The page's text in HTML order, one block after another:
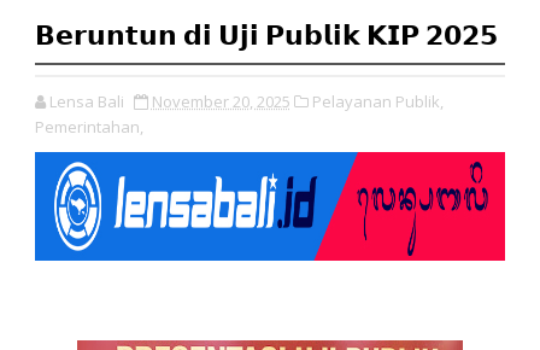
𝗕𝗲𝗿𝘂𝗻𝘁𝘂𝗻 𝗱𝗶 𝗨𝗷𝗶 𝗣𝘂𝗯𝗹𝗶𝗸 𝗞𝗜𝗣 𝟮𝟬𝟮𝟱
Lensa Bali November 20, 2025
Pelayanan Publik,
Pemerintahan,